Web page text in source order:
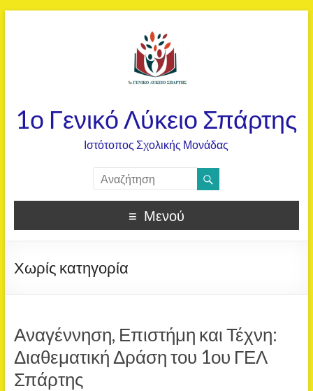
1ο Γενικό Λύκειο Σπάρτης
Ιστότοπος Σχολικής Μονάδας
Μενού
Χωρίς κατηγορία
Αναγέννηση, Επιστήμη και Τέχνη:
Διαθεματική Δράση του 1ου ΓΕΛ
Σπάρτης